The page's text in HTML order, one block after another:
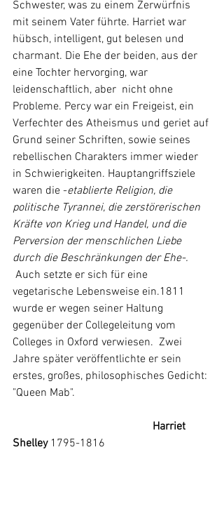
Schwester, was zu einem Zerwürfnis
mit seinem Vater führte. Harriet war
hübsch, intelligent, gut belesen und
charmant. Die Ehe der beiden, aus der
eine Tochter hervorging, war
leidenschaftlich, aber  nicht ohne
Probleme. Percy war ein Freigeist, ein
Verfechter des Atheismus und geriet auf
Grund seiner Schriften, sowie seines
rebellischen Charakters immer wieder
in Schwierigkeiten. Hauptangriffsziele
waren die -etablierte Religion, die
politische Tyrannei, die zerstörerischen
Kräfte von Krieg und Handel, und die
Perversion der menschlichen Liebe
durch die Beschränkungen der Ehe-.
Auch setzte er sich für eine
vegetarische Lebensweise ein.1811
wurde er wegen seiner Haltung
gegenüber der Collegeleitung vom
Colleges in Oxford verwiesen.  Zwei
Jahre später veröffentlichte er sein
erstes, großes, philosophisches Gedicht:
"Queen Mab".
Harriet
Shelley 1795-1816